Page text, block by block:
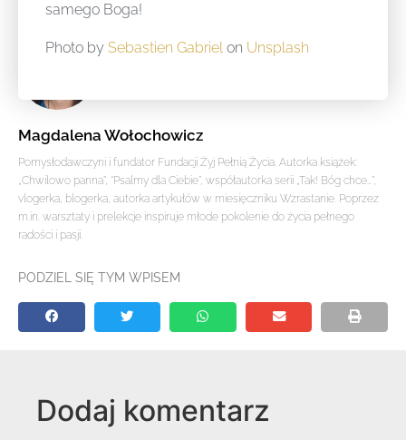
Magdalena Wołochowicz
Pomysłodawczyni i fundator Fundacji Żyj Pełnią Życia. Autorka książek:
„Chwilowo panna”, “Psalmy dla Ciebie”, współautorka serii „Tak! Bóg chce…”,
vlogerka, blogerka, autorka artykułów w miesięczniku Wzrastanie. Poprzez
m.in. warsztaty i prelekcje inspiruje młode pokolenie do życia pełnego
radości i pasji.
PODZIEL SIĘ TYM WPISEM
samego Boga!
Photo by Sebastien Gabriel on Unsplash
Dodaj komentarz